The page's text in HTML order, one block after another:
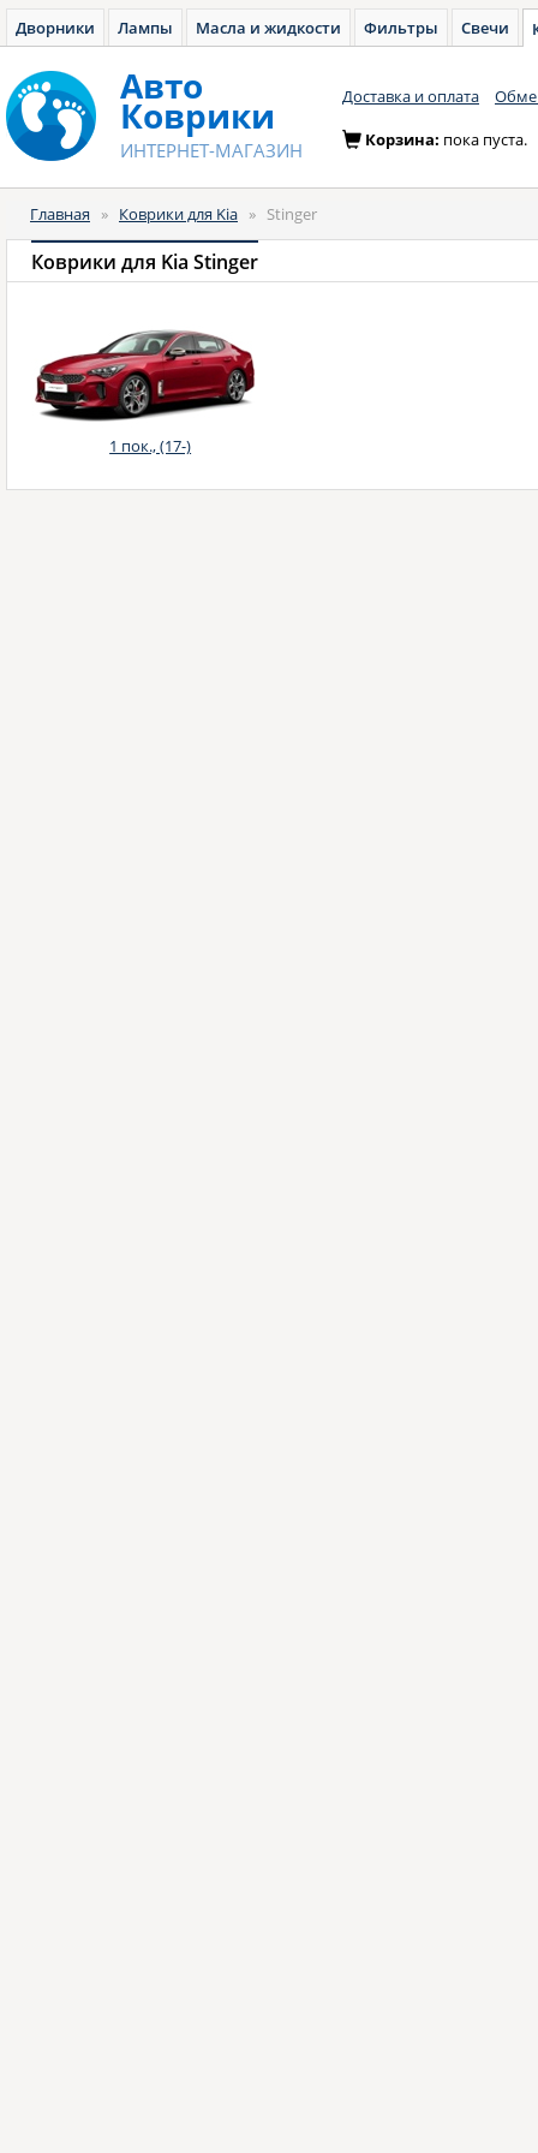
Дворники Лампы Масла и жидкости Фильтры Свечи
Авто
Коврики
ИНТЕРНЕТ-МАГАЗИН
Доставка и оплата
Корзина: пока пуста.
Главная » Коврики для Kia » Stinger
Коврики для Kia Stinger
1 пок., (17-)